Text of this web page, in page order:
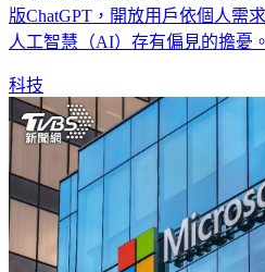
版ChatGPT，開放用戶依個人需
人工智慧（AI）存有偏見的擔憂。
科技